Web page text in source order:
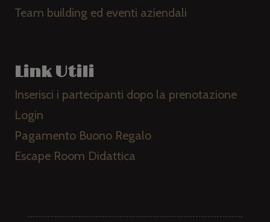
Team building ed eventi aziendali
Link Utili
Inserisci i partecipanti dopo la prenotazione
Login
Pagamento Buono Regalo
Escape Room Didattica